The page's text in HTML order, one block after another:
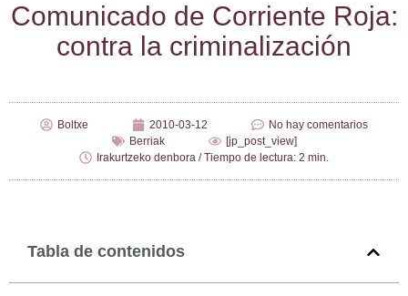
Comu­ni­ca­do de Corrien­te Roja:
con­tra la criminalización
Boltxe 2010-03-12
No hay comentarios
Berriak
[jp_post_view]
Irakurtzeko denbora / Tiempo de lectura: 2 min.
Tabla de contenidos